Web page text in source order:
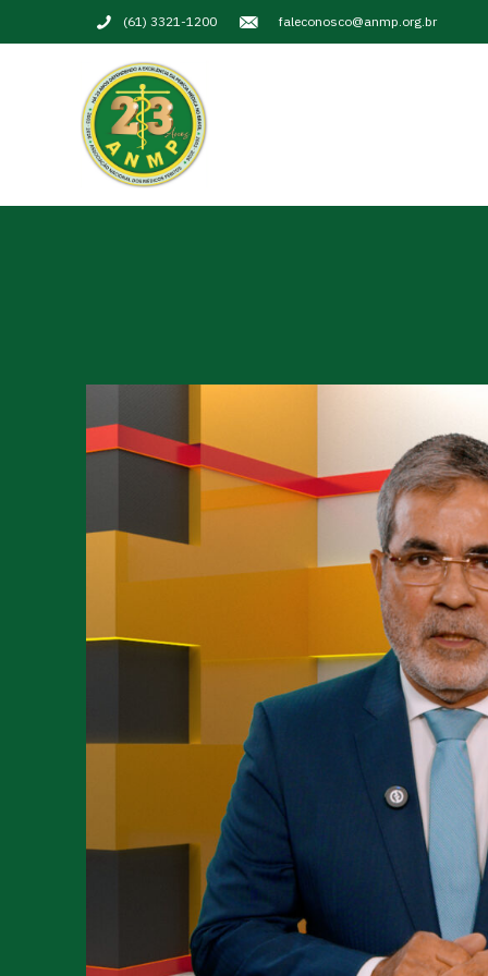
(61) 3321-1200 faleconosco@anmp.org.br